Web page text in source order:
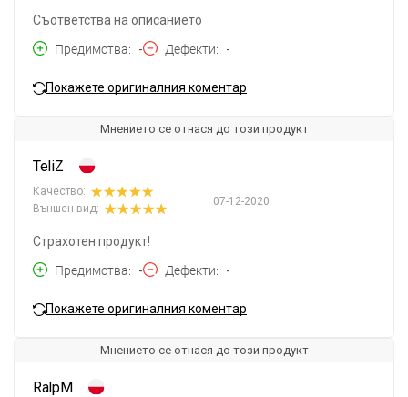
Съответства на описанието
Предимства
- Дефекти -
Покажете оригиналния коментар
Мнението се отнася до този продукт
TeliZ
07-12-2020
Качество:
Външен вид:
Страхотен продукт!
Предимства
- Дефекти -
Покажете оригиналния коментар
Мнението се отнася до този продукт
RalpM